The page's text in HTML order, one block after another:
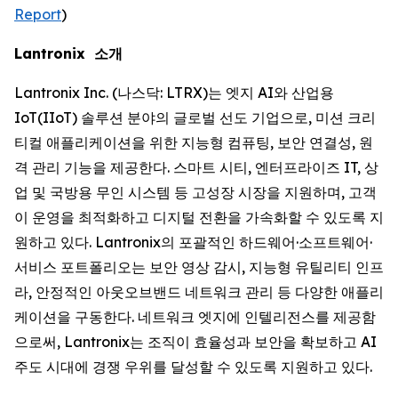
Report)
Lantronix 소개
Lantronix Inc. (나스닥: LTRX)는 엣지 AI와 산업용
IoT(IIoT) 솔루션 분야의 글로벌 선도 기업으로, 미션 크리
티컬 애플리케이션을 위한 지능형 컴퓨팅, 보안 연결성, 원
격 관리 기능을 제공한다. 스마트 시티, 엔터프라이즈 IT, 상
업 및 국방용 무인 시스템 등 고성장 시장을 지원하며, 고객
이 운영을 최적화하고 디지털 전환을 가속화할 수 있도록 지
원하고 있다. Lantronix의 포괄적인 하드웨어·소프트웨어·
서비스 포트폴리오는 보안 영상 감시, 지능형 유틸리티 인프
라, 안정적인 아웃오브밴드 네트워크 관리 등 다양한 애플리
케이션을 구동한다. 네트워크 엣지에 인텔리전스를 제공함
으로써, Lantronix는 조직이 효율성과 보안을 확보하고 AI
주도 시대에 경쟁 우위를 달성할 수 있도록 지원하고 있다.